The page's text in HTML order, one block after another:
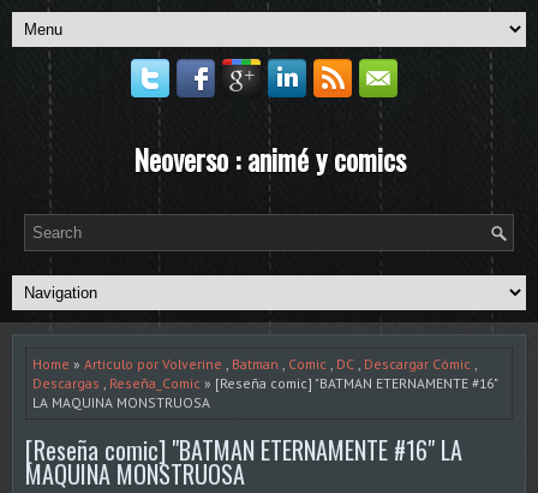
Neoverso : animé y comics
Home » Articulo por Volverine , Batman , Comic , DC , Descargar Cómic ,
Descargas , Reseña_Comic » [Reseña comic] "BATMAN ETERNAMENTE #16"
LA MAQUINA MONSTRUOSA
[Reseña comic] "BATMAN ETERNAMENTE #16" LA
MAQUINA MONSTRUOSA